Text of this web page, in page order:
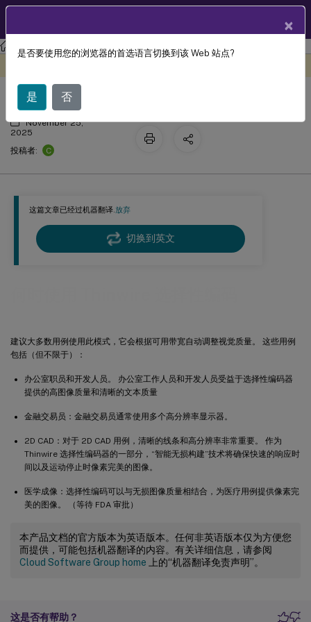
Citrix Virtual Apps and Desktops7 2511 Thinwire
这篇文章已经过机器翻译.放弃
切换到英文
建议大多数用例使用此模式，它会根据可用带宽自动调整视觉质量。 这些用例
包括（但不限于）：
办公室职员和开发人员。 办公室工作人员和开发人员受益于选择性编码器
提供的高图像质量和清晰的文本质量
金融交易员：金融交易员通常使用多个高分辨率显示器。
2D CAD：对于 2D CAD 用例，清晰的线条和高分辨率非常重要。 作为
Thinwire 选择性编码器的一部分，“智能无损构建”技术将确保快速的响应时
间以及运动停止时像素完美的图像。
医学成像：选择性编码可以与无损图像质量相结合，为医疗用例提供像素完
美的图像。 （等待 FDA 审批）
本产品文档的官方版本为英语版本。任何非英语版本仅为方便您
而提供，可能包括机器翻译的内容。有关详细信息，请参阅
Cloud Software Group home 上的“机器翻译免责声明”。
这是否有帮助？
何时使用 Thinwire 选择性编码
November 25,
2025
投稿者:
C
×
是否要使用您的浏览器的首选语言切换到该 Web 站点?
是 否